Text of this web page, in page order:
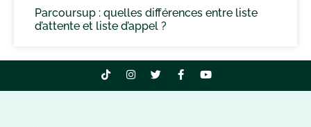
Parcoursup : quelles différences entre liste
d’attente et liste d’appel ?